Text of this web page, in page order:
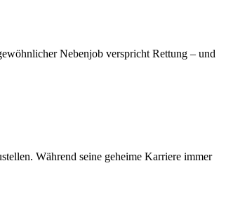
Nebenjob verspricht Rettung – und
Während seine geheime Karriere immer